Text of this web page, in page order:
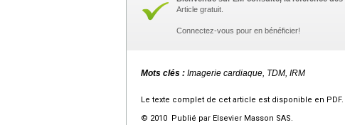
Article gratuit.
Connectez-vous pour en bénéficier!
Mots clés : Imagerie cardiaque, TDM, IRM
Le texte complet de cet article est disponible en PDF.
© 2010 Publié par Elsevier Masson SAS.